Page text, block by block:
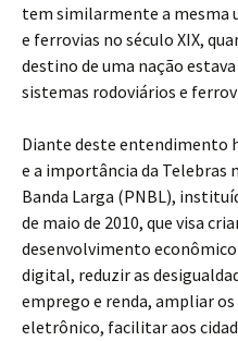
tem similarmente a mesma
e ferrovias no século XIX,
destino de uma nação
sistemas rodoviários e
Diante deste entendimento
e a importância da Telebras
Banda Larga (PNBL),
de maio de 2010, que visa
desenvolvimento
digital, reduzir as
emprego e renda, ampliar
eletrônico, facilitar aos